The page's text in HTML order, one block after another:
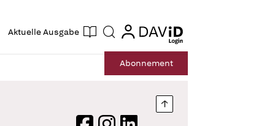
Aktuelle Ausgabe Suche login
login
Abonnement
Nach oben springen
FacebookInstagram
LinkedIn